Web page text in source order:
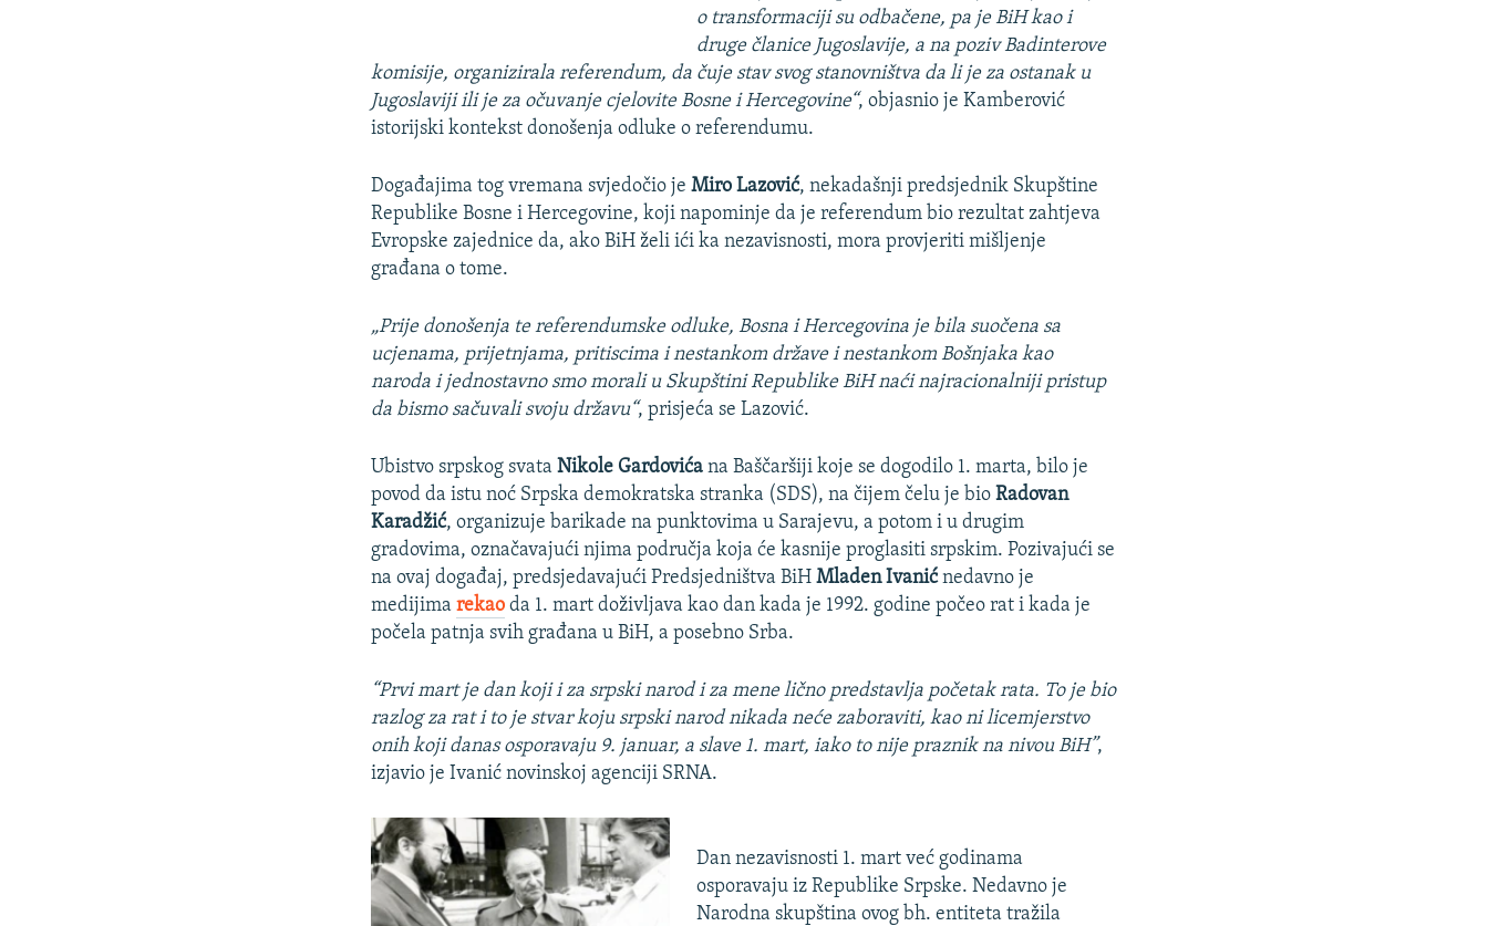
o transformaciji su odbačene, pa je BiH kao i
druge članice Jugoslavije, a na poziv Badinterove
komisije, organizirala referendum, da čuje stav svog stanovništva da li je za ostanak u
Jugoslaviji ili je za očuvanje cjelovite Bosne i Hercegovine“, objasnio je Kamberović
istorijski kontekst donošenja odluke o referendumu.
Događajima tog vremana svjedočio jeMiro Lazović, nekadašnji predsjednik Skupštine
Republike Bosne i Hercegovine, koji napominje da je referendum bio rezultat zahtjeva
Evropske zajednice da, ako BiH želi ići ka nezavisnosti, mora provjeriti mišljenje
građana o tome.
„Prije donošenja te referendumske odluke, Bosna i Hercegovina je bila suočena sa
ucjenama, prijetnjama, pritiscima i nestankom države i nestankom Bošnjaka kao
naroda i jednostavno smo morali u Skupštini Republike BiH naći najracionalniji pristup
da bismo sačuvali svoju državu“, prisjeća se Lazović.
Ubistvo srpskog svataNikole Gardovića na Baščaršiji koje se dogodilo 1. marta, bilo je
povod da istu noć Srpska demokratska stranka (SDS), na čijem čelu je bioRadovan
Karadžić, organizuje barikade na punktovima u Sarajevu, a potom i u drugim
gradovima, označavajući njima područja koja će kasnije proglasiti srpskim. Pozivajući se
na ovaj događaj, predsjedavajući Predsjedništva BiHMladen Ivanićnedavno je
medijimarekao da 1. mart doživljava kao dan kada je 1992. godine počeo rat i kada je
počela patnja svih građana u BiH, a posebno Srba.
“Prvi mart je dan koji i za srpski narod i za mene lično predstavlja početak rata. To je bio
razlog za rat i to je stvar koju srpski narod nikada neće zaboraviti, kao ni licemjerstvo
onih koji danas osporavaju 9. januar, a slave 1. mart, iako to nije praznik na nivou BiH”,
izjavio je Ivanić novinskoj agenciji SRNA.
Dan nezavisnosti 1. mart već godinama
osporavaju iz Republike Srpske. Nedavno je
Narodna skupština ovog bh. entiteta tražila